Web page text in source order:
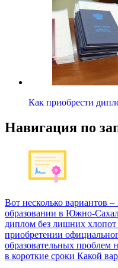
Как приобрести
Навигация по
Вот несколько вариантов
образовании в Южно-
диплом без лишних
приобретении
образовательных проблем
в короткие сроки Какой